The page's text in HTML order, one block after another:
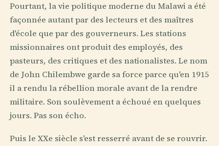
Pourtant, la vie politique moderne du Malawi a été
façonnée autant par des lecteurs et des maîtres
d'école que par des gouverneurs. Les stations
missionnaires ont produit des employés, des
pasteurs, des critiques et des nationalistes. Le nom
de John Chilembwe garde sa force parce qu'en 1915
il a rendu la rébellion morale avant de la rendre
militaire. Son soulèvement a échoué en quelques
jours. Pas son écho.
Puis le XXe siècle s'est resserré avant de se rouvrir.